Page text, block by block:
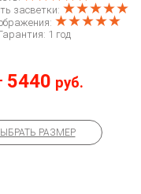
засветки: ★★★★★
★★★★★
1 год
5440 руб.
РАЗМЕР